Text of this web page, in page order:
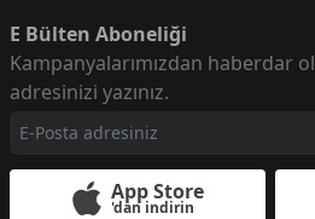
E Bülten Aboneliği
Kampanyalarımızdan haberdar
adresinizi yazınız.
App Store
'dan indirin